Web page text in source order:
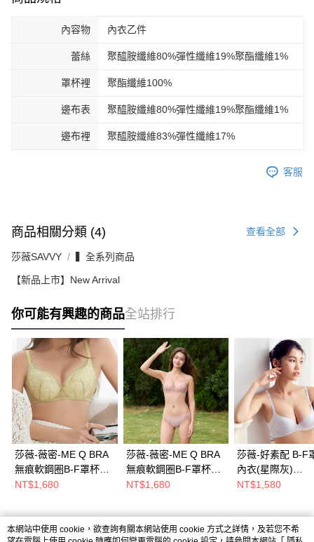
內容物 內衣乙件
蕾絲 聚醯胺纖維80%彈性纖維19%聚酯纖維1%
罩杯裡 聚酯纖維100%
邊布表 聚醯胺纖維80%彈性纖維19%聚酯纖維1%
邊布裡 聚醯胺纖維83%彈性纖維17%
客服
商品相關分類 (4) 查看全部
莎薇SAVVY ▍全系列商品
【新品上市】New Arrival
你可能有興趣的商品全站排行
莎薇-薇密-ME Q BRA
無痕軟鋼圈B-F罩杯內
衣(抹茶拿鐵綠)
NT$1,680
莎薇-薇密-ME Q BRA
無痕軟鋼圈B-F罩杯內
衣(蜜桃冰茶粉 )
NT$1,680
莎薇-好素配 B-F
內衣(星際灰)
AB3504FI
NT$1,580
熱門標籤
本網站中使用 cookie，欲查詢有關本網站使用 cookie 方式之詳情，及若您不希